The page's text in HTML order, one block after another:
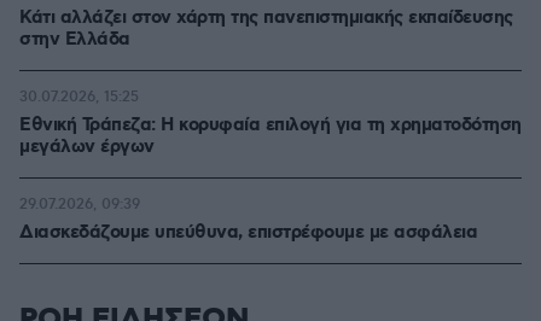
Κάτι αλλάζει στον χάρτη της πανεπιστημιακής εκπαίδευσης
στην Ελλάδα
Εθνική Τράπεζα: Η κορυφαία επιλογή για τη χρηματοδότηση
μεγάλων έργων
30.07.2026, 15:25
Διασκεδάζουμε υπεύθυνα, επιστρέφουμε με ασφάλεια
29.07.2026, 09:39